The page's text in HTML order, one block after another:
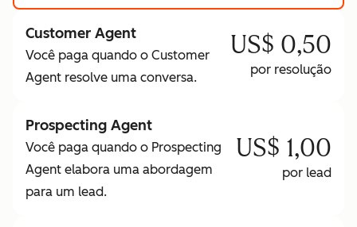
Customer Agent
Você paga quando o Customer
Agent resolve uma conversa.
US$ 0,50
por resolução
Prospecting Agent
Você paga quando o Prospecting
Agent elabora uma abordagem
para um lead.
US$ 1,00
por lead